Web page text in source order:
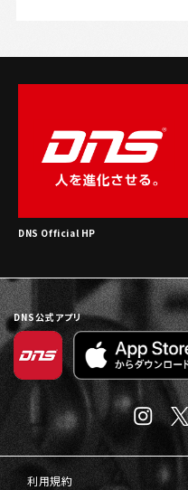
DNS Official HP
DNS公式アプリ
利用規約